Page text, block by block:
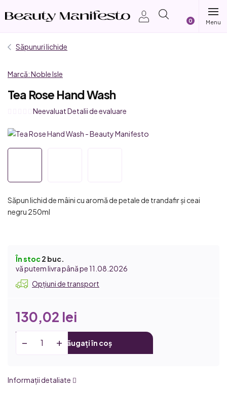
Săpunuri lichide
Marcă:Noble Isle
Tea Rose Hand Wash
Evaluarea
a
din
stele.
NeevaluatDetalii de evaluare
Săpun lichid de mâini cu aromă de petale de trandafir și ceai
negru 250ml
În stoc2 buc.
11.08.2026
Opțiuni de transport
130,02 lei
Adăugați în coș
Informaţii detaliate